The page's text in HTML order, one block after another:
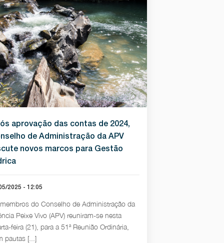
aprovação das contas de 2024,
de Administração da APV
novos marcos para Gestão
2025 - 12:05
do Conselho de Administração da
Peixe Vivo (APV) reuniram-se nesta
feira (21), para a 51ª Reunião Ordinária,
pautas [...]